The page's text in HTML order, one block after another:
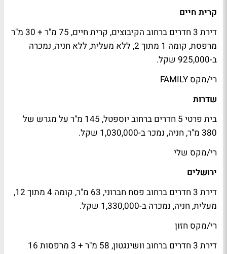
קרית חיים
דירת 3 חדרים ברחוב הקיבוצים, קרית חיים, 75 מ"ר + 30 מ"ר
מרפסת, קומה 1 מתוך 2, ללא מעלית, ללא חניה, נמכרה
ב-925,000 שקל.
רי/מקס FAMILY
שדרות
בית פרטי 5 חדרים ברחוב יוספטל, 145 מ"ר על מגרש של
380 מ"ר, חניה, נמכר ב-1,030,000 שקל.
רי/מקס שלי
ירושלים
דירת 3 חדרים ברחוב פסח חברוני, 63 מ"ר, קומה 4 מתוך 12,
מעלית, חניה, נמכרה ב-1,330,000 שקל.
רי/מקס חזון
דירת 3 חדרים ברחוב וושינגטון, 58 מ"ר + 3 מרפסות 16